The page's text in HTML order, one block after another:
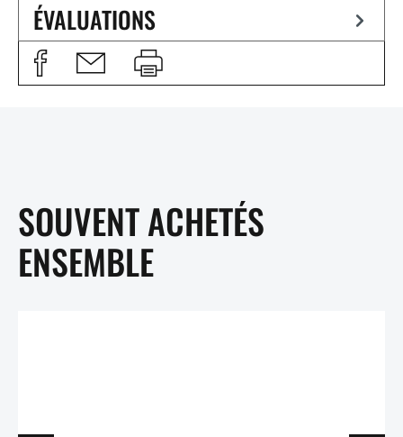
ÉVALUATIONS
SOUVENT ACHETÉS
ENSEMBLE